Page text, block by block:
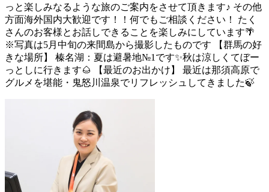
っと楽しみなるような旅のご案内をさせて頂きます♪ その他
方面海外国内大歓迎です！！何でもご相談ください！ たく
さんのお客様とお話しできることを楽しみにしています🌴
※写真は5月中旬の来間島から撮影したものです 【群馬の好
きな場所】 榛名湖：夏は避暑地№1です✨秋は涼しくてぼー
っとしに行きます🌰 【最近のお出かけ】 最近は那須高原で
グルメを堪能・鬼怒川温泉でリフレッシュしてきました🍃